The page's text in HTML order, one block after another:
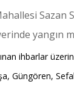
Sazan
yangın
ihbarlar
Güngören,